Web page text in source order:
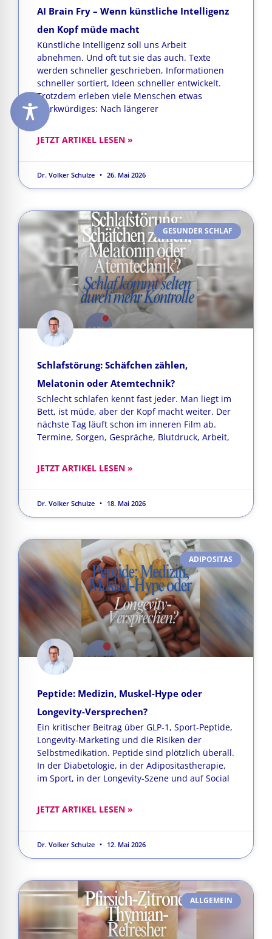
AI Brain Fry – Wenn künstliche Intelligenz
den Kopf müde macht
Künstliche Intelligenz soll uns Arbeit
abnehmen. Und oft tut sie das auch. Texte
werden schneller geschrieben, Informationen
schneller sortiert, Ideen schneller entwickelt.
Trotzdem erleben viele Menschen etwas
Merkwürdiges: Nach längerer
JETZT ARTIKEL LESEN »
Dr. Volker Schulze 26. Mai 2026
GESUNDER SCHLAF
Schlafstörung: Schäfchen zählen,
Melatonin oder Atemtechnik?
Schlecht schlafen kennt fast jeder. Man liegt im
Bett, ist müde, aber der Kopf macht weiter. Der
nächste Tag läuft schon im inneren Film ab.
Termine, Sorgen, Gespräche, Blutdruck, Arbeit,
JETZT ARTIKEL LESEN »
Dr. Volker Schulze 18. Mai 2026
ADIPOSITAS
Peptide: Medizin, Muskel-Hype oder
Longevity-Versprechen?
Ein kritischer Beitrag über GLP-1, Sport-Peptide,
Longevity-Marketing und die Risiken der
Selbstmedikation. Peptide sind plötzlich überall.
In der Diabetologie, in der Adipositastherapie,
im Sport, in der Longevity-Szene und auf Social
JETZT ARTIKEL LESEN »
Dr. Volker Schulze 12. Mai 2026
ALLGEMEIN